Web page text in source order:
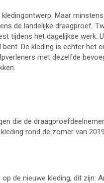
Maar
de landelijke draagproef.
tijdens het dagelijkse werk.
De kleding is echter het
met dezelfde
die de
rond de zomer van
de nieuwe kleding, dit zijn: